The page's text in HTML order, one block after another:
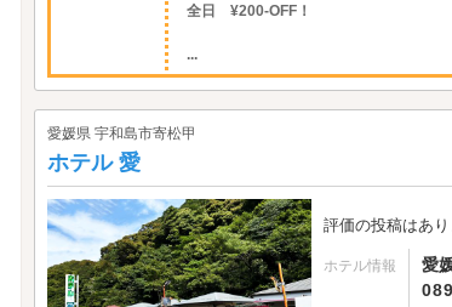
全日 ¥200-OFF！
...
愛媛県 宇和島市寄松甲
ホテル 愛
評価の投稿はあり
ホテル情報
愛